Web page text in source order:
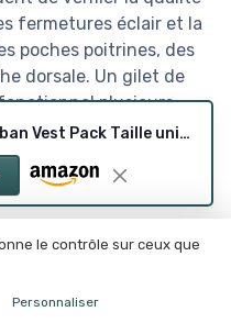
fermetures éclair et la
poches poitrines, des
dorsale. Un gilet de
plusieurs
attentivement les
caractéristiques
mouche
ligne proposent parfois
pêche à chaque
jour pour la fly fishing
Rapala Unisex Urban Vest Pack Taille unique Camouflage Noir
le contrôle sur ceux que
Personnaliser